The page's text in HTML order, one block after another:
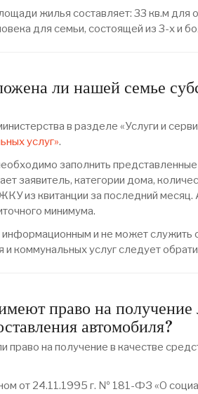
жилья составляет: 33 кв.м
для семьи, состоящей из 3-х и
ли нашей семье
в разделе «Услуги и
услуг».
заполнить
заявитель, категории дома,
из квитанции за последний
минимума.
информационным и не может
коммунальных услуг следует
право на
автомобиля?
на получение в качестве
от 24.11.1995 г. № 181-ФЗ «О